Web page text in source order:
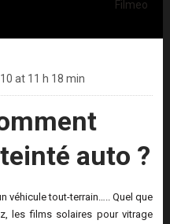
at 11 h 18 min
auto ?
véhicule tout-terrain….. Quel que
les films solaires pour vitrage